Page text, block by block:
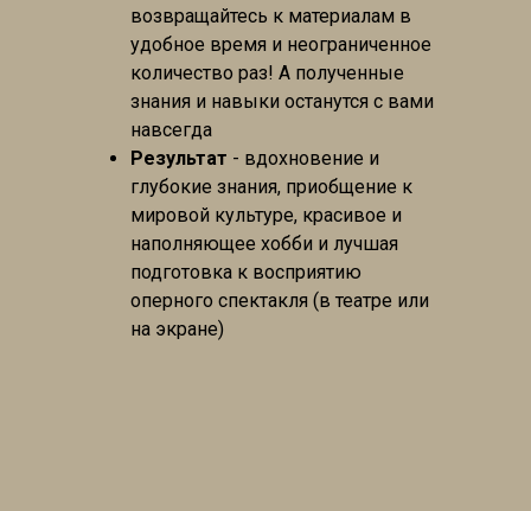
возвращайтесь к материалам в
удобное время и неограниченное
количество раз! А полученные
знания и навыки останутся с вами
навсегда
Результат - вдохновение и
глубокие знания, приобщение к
мировой культуре, красивое и
наполняющее хобби и лучшая
подготовка к восприятию
оперного спектакля (в театре или
на экране)